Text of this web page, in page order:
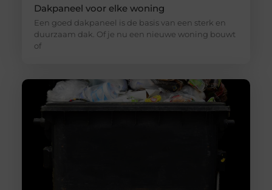
Dakpaneel voor elke woning
Een goed dakpaneel is de basis van een sterk en
duurzaam dak. Of je nu een nieuwe woning bouwt
of